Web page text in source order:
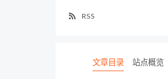
RSS
文章目录 站点概览